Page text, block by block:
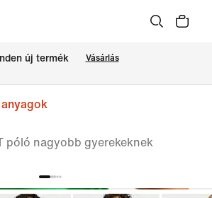
új termék Vásárlás
póló nagyobb gyerekeknek